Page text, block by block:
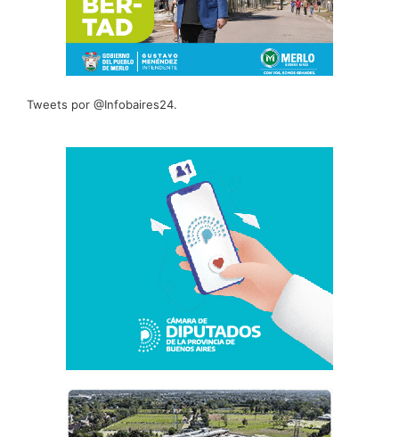
Tweets por @Infobaires24.